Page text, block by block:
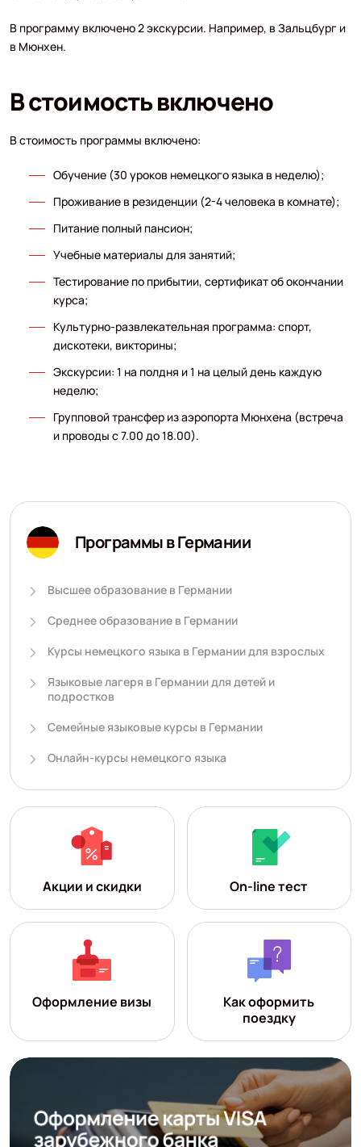
В программу включено 2 экскурсии. Например, в Зальцбург и
в Мюнхен.
В стоимость включено
В стоимость программы включено:
Обучение (30 уроков немецкого языка в неделю);
Проживание в резиденции (2-4 человека в комнате);
Питание полный пансион;
Учебные материалы для занятий;
Тестирование по прибытии, сертификат об окончании
курса;
Культурно-развлекательная программа: спорт,
дискотеки, викторины;
Экскурсии: 1 на полдня и 1 на целый день каждую
неделю;
Групповой трансфер из аэропорта Мюнхена (встреча
и проводы с 7.00 до 18.00).
Программы в Германии
Высшее образование в Германии
Среднее образование в Германии
Курсы немецкого языка в Германии для взрослых
Языковые лагеря в Германии для детей и
подростков
Семейные языковые курсы в Германии
Онлайн-курсы немецкого языка
Акции и скидки On-line тест
Оформление визы
Как оформить
поездку